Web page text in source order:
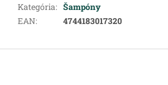
Kategória: Šampóny
EAN: 4744183017320
Z